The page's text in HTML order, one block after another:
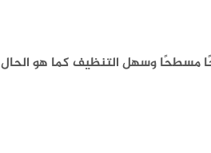
مسطحًا وسهل التنظيف كما هو الحال